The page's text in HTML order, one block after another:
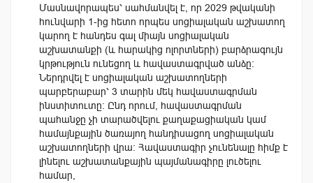
Մասնավորապես՝ սահմանվել է, որ 2029 թվականի
հունվարի 1-ից հետո որպես սոցիալական աշխատող
կարող է հանդես գալ միայն սոցիալական
աշխատանքի (և հարակից ոլորտների) բարձրագույն
կրթություն ունեցող և հավաստագրված անձը։
Ներդրվել է սոցիալական աշխատողների
պարբերաբար՝ 3 տարին մեկ հավաստագրման
ինստիտուտը։ Ընդ որում, հավաստագրման
պահանջը չի տարածվելու քաղաքացիական կամ
համայնքային ծառայող հանդիսացող սոցիալական
աշխատողների վրա։ Հավաստագիր չունենալը հիմք է
լինելու աշխատանքային պայմանագիրը լուծելու
համար,